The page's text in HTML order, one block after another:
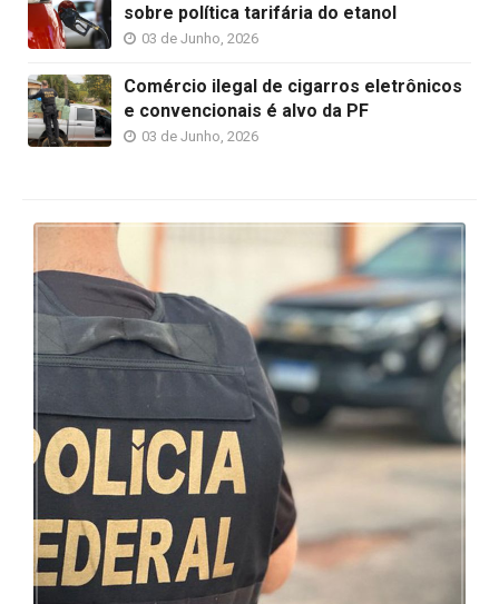
sobre política tarifária do etanol
03 de Junho, 2026
Comércio ilegal de cigarros eletrônicos
e convencionais é alvo da PF
03 de Junho, 2026